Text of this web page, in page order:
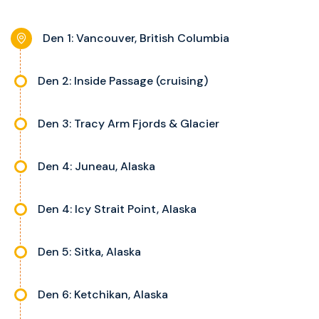
noční stolky, trezor a balkon s
výhledem, velikost kajuty a balkonu
Den 1: Vancouver, British Columbia
Den 2: Inside Passage (cruising)
Den 3: Tracy Arm Fjords & Glacier
Den 4: Juneau, Alaska
Den 4: Icy Strait Point, Alaska
Den 5: Sitka, Alaska
Den 6: Ketchikan, Alaska